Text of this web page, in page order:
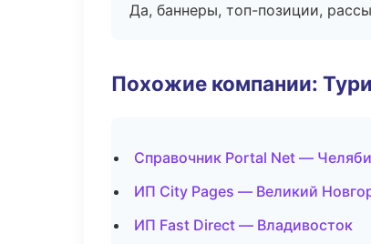
Да, баннеры, топ-позиции,
Похожие компании:
Справочник Portal Net —
ИП City Pages — Великий
ИП Fast Direct — Владивосток